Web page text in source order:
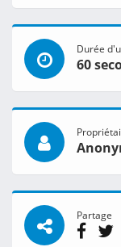
Durée
60
Partage